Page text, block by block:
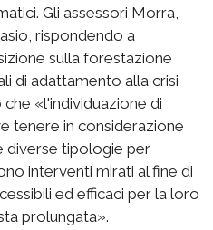
Gli assessori Morra,
rispondendo a
sulla forestazione
di adattamento alla crisi
«l'individuazione di
tenere in considerazione
diverse tipologie per
interventi mirati al fine di
ed efficaci per la loro
prolungata».